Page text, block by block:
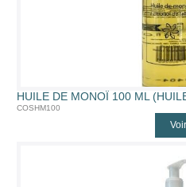
HUILE DE MONOÏ 100 ML
COSHM100
Voir